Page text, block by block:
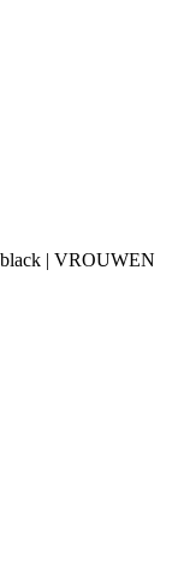
| VROUWEN